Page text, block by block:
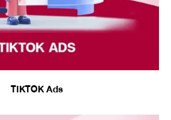
TIKTOK Ads